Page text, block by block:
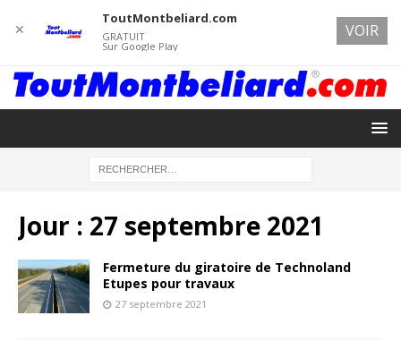
Jour : 27 septembre 2021
Fermeture du giratoire de Technoland
Etupes pour travaux
27 septembre 2021
✕
ToutMontbeliard.com
GRATUIT
Sur Google Play
VOIR